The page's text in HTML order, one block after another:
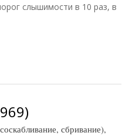
слышимости в 10 раз, в
сбривание),